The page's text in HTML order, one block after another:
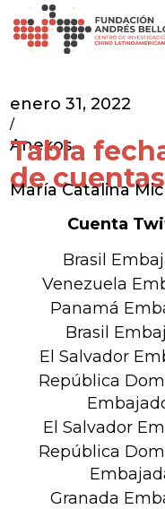
enero 31, 2022
/
Anexos
Tabla
de
María Catalina
Cuenta
Brasil
Venezuela
Panamá
Brasil
El Salvador
República
El Salvador
República
Granada